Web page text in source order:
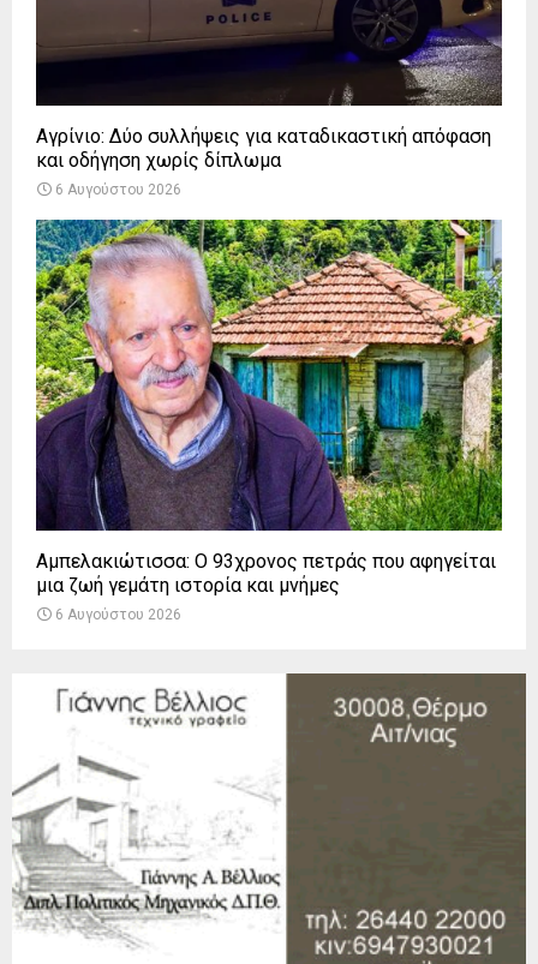
Αγρίνιο: Δύο συλλήψεις για καταδικαστική απόφαση
και οδήγηση χωρίς δίπλωμα
6 Αυγούστου 2026
Αμπελακιώτισσα: Ο 93χρονος πετράς που αφηγείται
μια ζωή γεμάτη ιστορία και μνήμες
6 Αυγούστου 2026